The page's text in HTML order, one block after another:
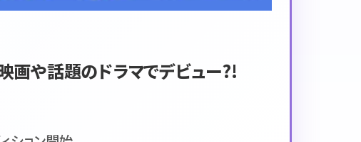
画や話題のドラマでデビュー?!